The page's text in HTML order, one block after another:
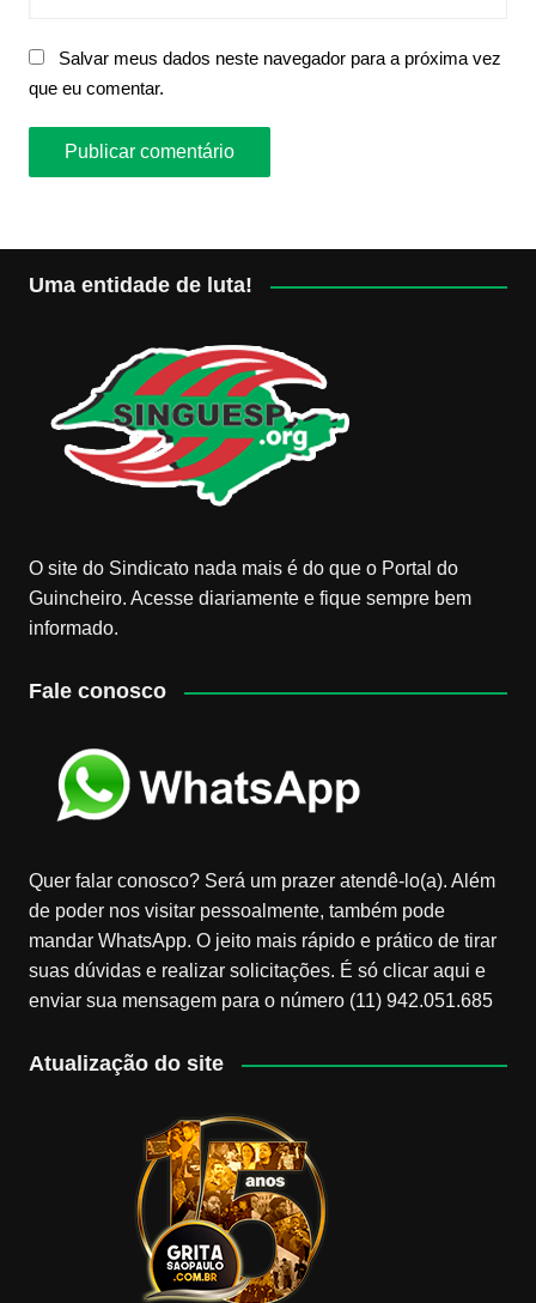
Salvar meus dados neste navegador para a próxima vez
que eu comentar.
Uma entidade de luta!
O site do Sindicato nada mais é do que o Portal do
Guincheiro. Acesse diariamente e fique sempre bem
informado.
Fale conosco
Quer falar conosco? Será um prazer atendê-lo(a). Além
de poder nos visitar pessoalmente, também pode
mandar WhatsApp. O jeito mais rápido e prático de tirar
suas dúvidas e realizar solicitações. É só clicar aqui e
enviar sua mensagem para o número (11) 942.051.685
Atualização do site